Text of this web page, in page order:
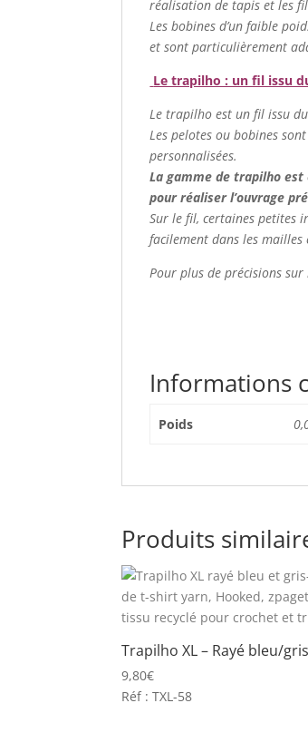
réalisation de tapis et les
Les bobines d’un faible
et sont particulièrement
Le trapilho : un fil issu
Le trapilho est un fil issu
Les pelotes ou bobines
personnalisées.
La gamme de trapilho
pour réaliser l’ouvrage
Sur le fil, certaines petites
facilement dans les
Pour plus de précisions
Informations
Poids
Produits
Trapilho XL – Rayé bleu/gris
9,80€
Réf : TXL-58